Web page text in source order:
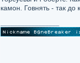
камон. Говнять - так до